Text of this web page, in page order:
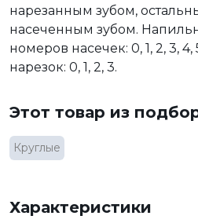
нарезанным зубом,
насеченным зубом.
номеров насечек: 0, 1, 2, 3,
нарезок: 0, 1, 2, 3.
Этот товар из
Круглые
Характеристики